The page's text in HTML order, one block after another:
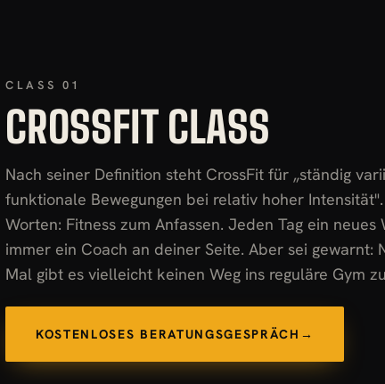
CLASS 01
CROSSFIT CLASS
Nach seiner Definition steht CrossFit für „ständig
funktionale Bewegungen bei relativ hoher
Worten: Fitness zum Anfassen. Jeden Tag ein neues
immer ein Coach an deiner Seite. Aber sei gewarnt:
Mal gibt es vielleicht keinen Weg ins reguläre Gym
KOSTENLOSES BERATUNGSGESPRÄCH →